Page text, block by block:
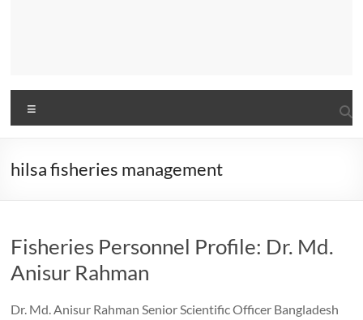
hilsa fisheries management
Fisheries Personnel Profile: Dr. Md.
Anisur Rahman
Dr. Md. Anisur Rahman Senior Scientific Officer Bangladesh